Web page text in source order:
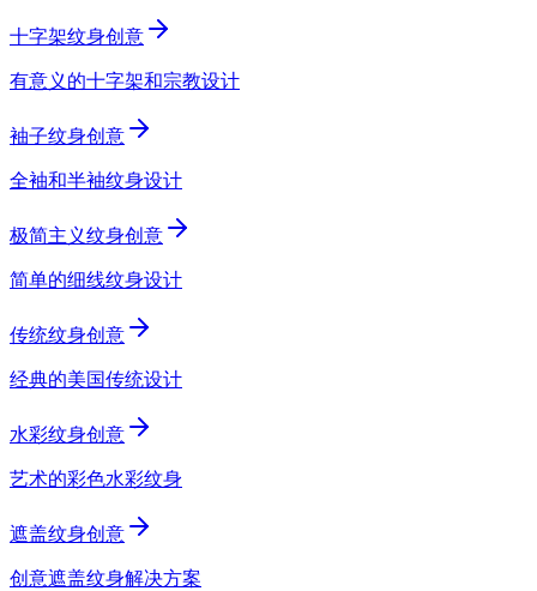
十字架纹身创意
有意义的十字架和宗教设计
袖子纹身创意
全袖和半袖纹身设计
极简主义纹身创意
简单的细线纹身设计
传统纹身创意
经典的美国传统设计
水彩纹身创意
艺术的彩色水彩纹身
遮盖纹身创意
创意遮盖纹身解决方案